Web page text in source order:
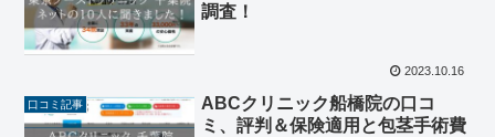
調査！
2023.10.16
口コミ記事
ABCクリニック船橋院の口コ
ミ、評判＆保険適用と包茎手術費